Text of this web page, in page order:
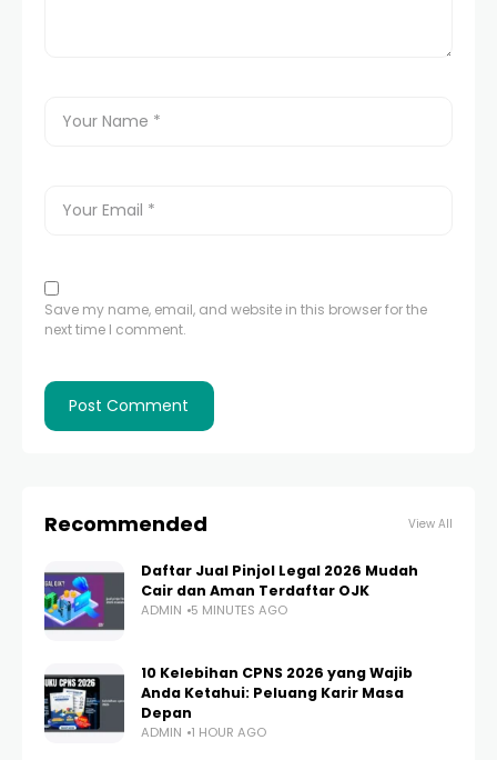
Save my name, email, and website in this browser for the
next time I comment.
Recommended View All
Daftar Jual Pinjol Legal 2026 Mudah
Cair dan Aman Terdaftar OJK
ADMIN 5 MINUTES AGO
10 Kelebihan CPNS 2026 yang Wajib
Anda Ketahui: Peluang Karir Masa
Depan
ADMIN 1 HOUR AGO